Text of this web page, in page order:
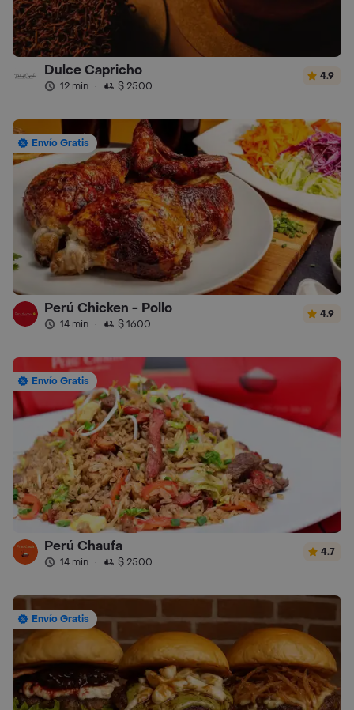
Dulce Capricho
12 min · $ 2500
4.9
Envío Gratis
Perú Chicken - Pollo
14 min · $ 1600
4.9
Envío Gratis
Perú Chaufa
14 min · $ 2500
4.7
Envío Gratis